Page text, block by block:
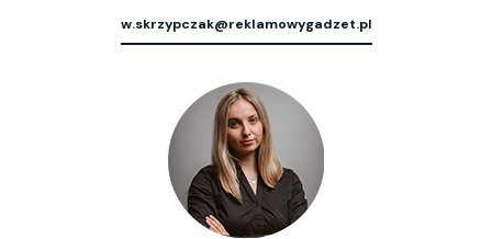
w.skrzypczak@reklamowygadzet.pl